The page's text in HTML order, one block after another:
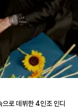
로 데뷔한 4인조 인디